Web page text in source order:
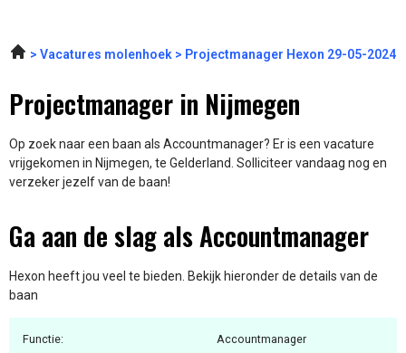
Vacatures molenhoek Projectmanager Hexon 29-05-2024
Projectmanager in Nijmegen
Op zoek naar een baan als Accountmanager? Er is een vacature
vrijgekomen in Nijmegen, te Gelderland. Solliciteer vandaag nog en
verzeker jezelf van de baan!
Ga aan de slag als Accountmanager
Hexon heeft jou veel te bieden. Bekijk hieronder de details van de
baan
Functie: Accountmanager